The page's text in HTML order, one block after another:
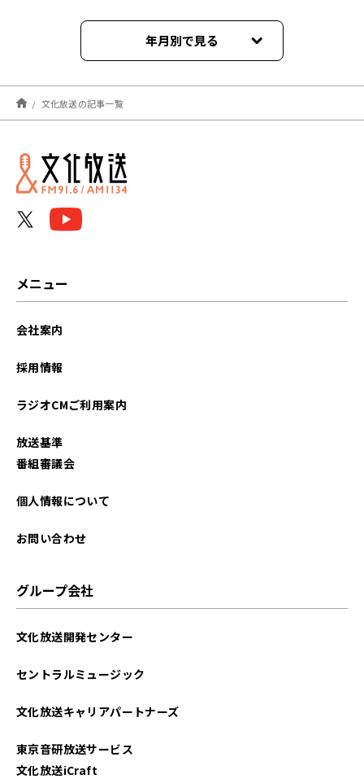
年月別で見る
2026年8月
2026年7月
2026年6月
2025年9月
2025年6月
文化放送の記事一覧
メニュー
会社案内
採用情報
ラジオCMご利用案内
放送基準
番組審議会
個人情報について
お問い合わせ
グループ会社
文化放送開発センター
セントラルミュージック
文化放送キャリアパートナーズ
東京音研放送サービス
文化放送iCraft